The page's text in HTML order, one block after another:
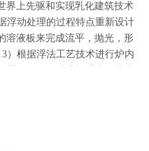
界上先驱和实现乳化建筑技术
浮动处理的过程特点重新设计
溶液板来完成流平，抛光，形
）根据浮法工艺技术进行炉内